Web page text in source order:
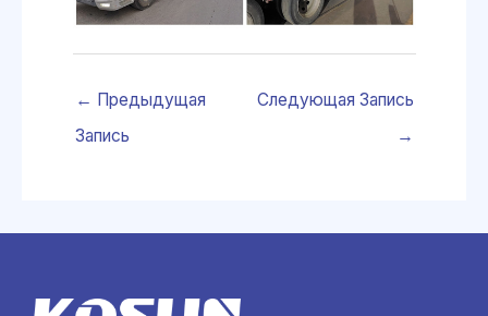
← Предыдущая
Запись
Следующая Запись
→